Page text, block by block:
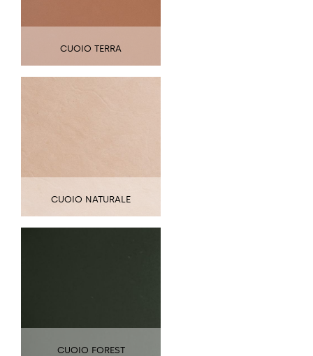
CUOIO TERRA
CUOIO NATURALE
CUOIO FOREST